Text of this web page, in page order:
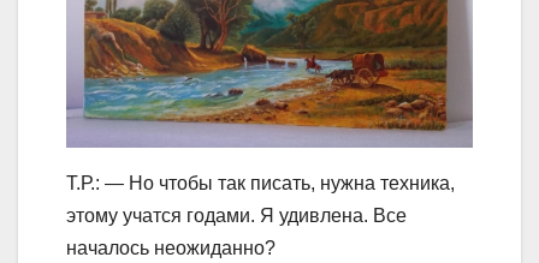
Т.Р.: — Но чтобы так писать, нужна техника,
этому учатся годами. Я удивлена. Все
началось неожиданно?